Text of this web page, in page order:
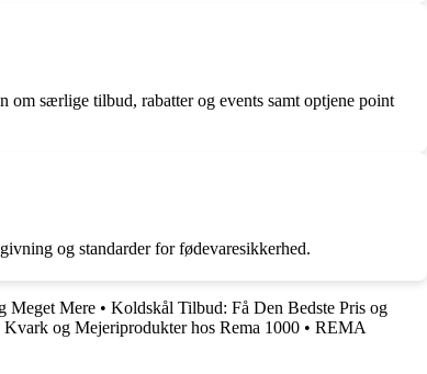
særlige tilbud, rabatter og events samt optjene point
og standarder for fødevaresikkerhed.
Meget Mere • Koldskål Tilbud: Få Den Bedste Pris og
Kvark og Mejeriprodukter hos Rema 1000 • REMA